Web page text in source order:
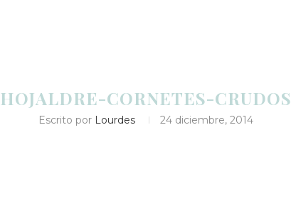
HOJALDRE-CORNETES-CRUDOS
Escrito por Lourdes 24 diciembre, 2014